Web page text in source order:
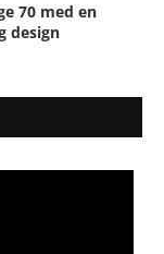
70 med en
design